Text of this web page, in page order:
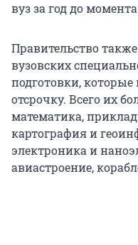
вуз за год до
Правительство
вузовских
подготовки, которые
отсрочку. Всего их
математика,
картография и
электроника и
авиастроение,